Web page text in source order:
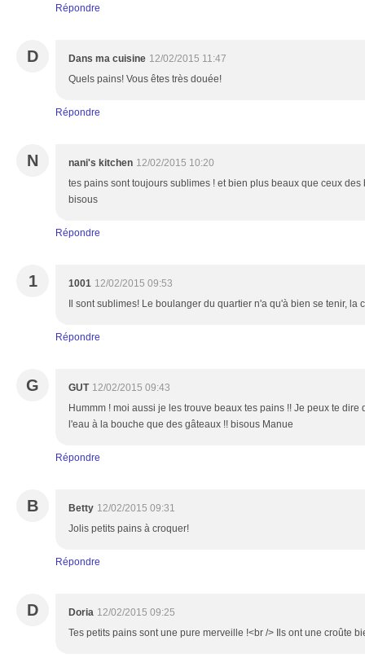
Répondre
D Dans ma cuisine 12/02/2015 11:47
Quels pains! Vous êtes très douée!
Répondre
N nani's kitchen 12/02/2015 10:20
tes pains sont toujours sublimes ! et bien plus beaux que ceux
bisous
Répondre
1 1001 12/02/2015 09:53
Il sont sublimes! Le boulanger du quartier n'a qu'à bien se tenir, la
Répondre
G GUT 12/02/2015 09:43
Hummm ! moi aussi je les trouve beaux tes pains !! Je peux te
l'eau à la bouche que des gâteaux !! bisous Manue
Répondre
B Betty 12/02/2015 09:31
Jolis petits pains à croquer!
Répondre
D Doria 12/02/2015 09:25
Tes petits pains sont une pure merveille !<br /> Ils ont une croûte